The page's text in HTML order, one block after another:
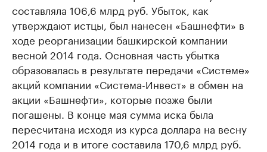
составляла 106,6 млрд руб. Убыток, как
утверждают истцы, был нанесен «Башнефти» в
ходе реорганизации башкирской компании
весной 2014 года. Основная часть убытка
образовалась в результате передачи «Системе»
акций компании «Система-Инвест» в обмен на
акции «Башнефти», которые позже были
погашены. В конце мая сумма иска была
пересчитана исходя из курса доллара на весну
2014 года и в итоге составила 170,6 млрд руб.